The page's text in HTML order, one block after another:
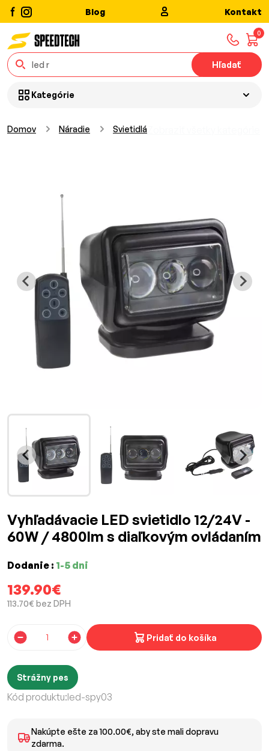
Blog Kontakt
0
Hľadať
Kategórie
Domov Náradie Svietidlá
Vyhľadávacie LED svietidlo 12/24V -
60W / 4800lm s diaľkovým ovládaním
Dodanie : 1-5 dni
139.90€
113.70€ bez DPH
Pridať do košíka
Strážny pes
Kód produktu:led-spy03
Nakúpte ešte za 100.00€, aby ste mali dopravu
zdarma.